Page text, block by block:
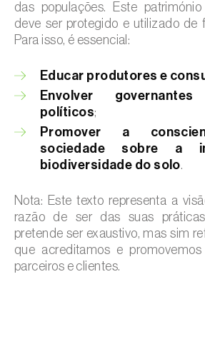
das populações. Este
deve ser protegido e utilizado de
Para isso, é essencial:
Educar produtores e
Envolver
políticos;
Promover a
sociedade sobre a
biodiversidade do solo.
Nota: Este texto representa a
razão de ser das suas
pretende ser exaustivo, mas sim
que acreditamos e
parceiros e clientes.